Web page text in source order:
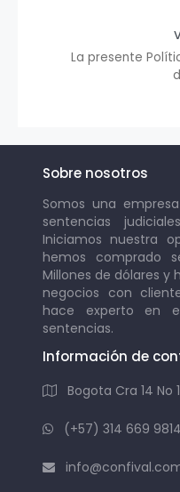
La presente
Sobre nosotros
Somos una
sentencias
Iniciamos nuestra
hemos comprado
Millones de dólares y
negocios con
hace experto en
sentencias.
Información de
Bogota Cra 14 No
(+57) 314 669 9814